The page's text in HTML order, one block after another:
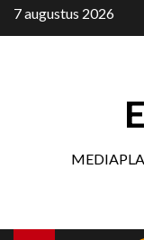
Ga
naar
7 augustus 2026